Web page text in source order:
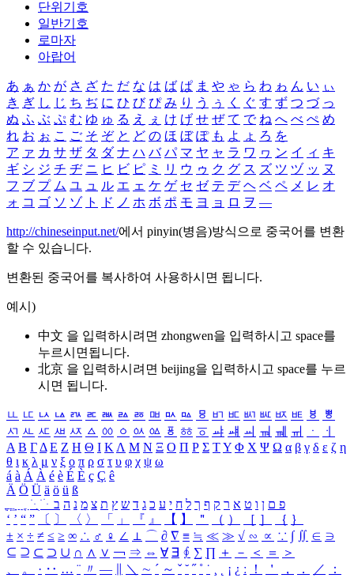
단위기호
일반기호
로마자
아랍어
あ ぁ か が さ ざ た だ な は ば ぱ ま や ゃ ら わ ゎ ん い ぃ
き ぎ し じ ち ぢ に ひ び ぴ み り う ぅ く ぐ す ず つ づ っ
ぬ ふ ぶ ぷ む ゆ ゅ る え ぇ け げ せ ぜ て で ね へ べ ぺ め
れ お ぉ こ ご そ ぞ と ど の ほ ぼ ぽ も よ ょ ろ を
ア ァ カ サ ザ タ ダ ナ ハ バ パ マ ヤ ャ ラ ワ ヮ ン イ ィ キ
ギ シ ジ チ ヂ ニ ヒ ビ ピ ミ リ ウ ゥ ク グ ス ズ ツ ヅ ッ ヌ
フ ブ プ ム ユ ュ ル エ ェ ケ ゲ セ ゼ テ デ ヘ ベ ペ メ レ オ
ォ コ ゴ ソ ゾ ト ド ノ ホ ボ ポ モ ヨ ョ ロ ヲ ―
http://chineseinput.net/에서 pinyin(병음)방식으로 중국어를 변환
할 수 있습니다.
변환된 중국어를 복사하여 사용하시면 됩니다.
예시)
中文 을 입력하시려면 zhongwen을 입력하시고 space를
누르시면됩니다.
北京 을 입력하시려면 beijing을 입력하시고 space를 누르
시면 됩니다.
ㅥ ㅦ ㅧ ㅨ ㅩ ㅪ ㅫ ㅬ ㅭ ㅮ ㅯ ㅰ ㅱ ㅲ ㅳ ㅴ ㅵ ㅶ ㅷ ㅸ
ㅹ
ㅺ ㅻ ㅼ ㅽ ㅾ ㅿ ㆀ ㆁ ㆂ ㆃ ㆄ ㆅ ㆆ ㆇ ㆈ ㆉ ㆊ ㆋ ㆌ ㆍ
ㆎ
Α Β ΓΔ Ε Ζ Η Θ Ι ΚΛ Μ Ν Ξ Ο Π Ρ Σ ΤΥ Φ Χ Ψ Ω α β γ δ ε ζ η
θ ι κ λ μ ν ξ ο π ρ σ τ υ φ χ ψ ω
á à Á À é è É È ç Ç ê
Ä Ö Ü ä ö ü ß
ִֶֹ ֻּ ׁׂ פ ם ן ו ט א ר ק ף ך ל ח י ע כ ג ד ש ץ ת צ מ נ ה ב
‘ ’ “ ” 〔 〕 〈 〉 「 」 『 』 【 】 ＂ （ ） ［ ］ ｛ ｝
± × ÷ ≠ ≤ ≥ ∞ ∴ ♂ ♀ ∠ ⊥ ⌒ ∂ ∇ ≡ ≒ ≪ ≫ √ ∽ ∝ ∵ ∫ ∬ ∈ ∋
⊆ ⊇ ⊂ ⊃ ∪ ∩ ∧ ∨ ￢ ⇒ ⇔ ∀ ∃ ∮ ∑ ∏ ＋ － ＜ ＝
＞
、
。 · ‥ … ¨ 〃 ― ＼ ∼ ´ ～ ˇ ˘ ˝ ˚ ˙ ¸ ¡ ¿ ː ！ ＇ ， ． ／
：